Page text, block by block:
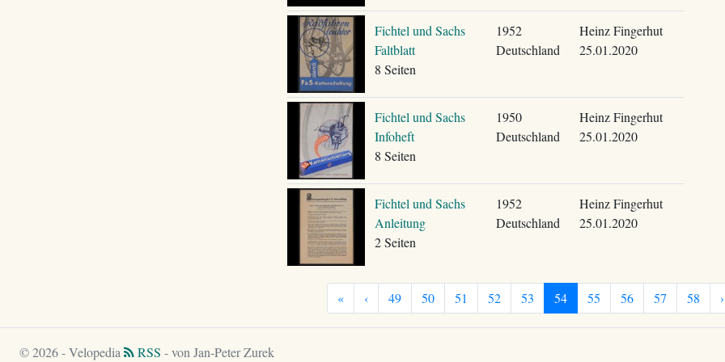
Fichtel und Sachs
Faltblatt
8 Seiten
1952
Deutschland
Heinz Fingerhut
25.01.2020
Fichtel und Sachs
Infoheft
8 Seiten
1950
Deutschland
Heinz Fingerhut
25.01.2020
Fichtel und Sachs
Anleitung
2 Seiten
1952
Deutschland
Heinz Fingerhut
25.01.2020
« ‹ 49 50 51 52 53 54 55 56 57 58 ›
© 2026 - Velopedia RSS - von Jan-Peter Zurek